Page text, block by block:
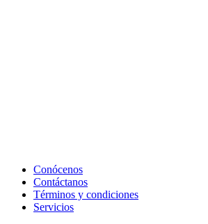
Conócenos
Contáctanos
Términos y condiciones
Servicios